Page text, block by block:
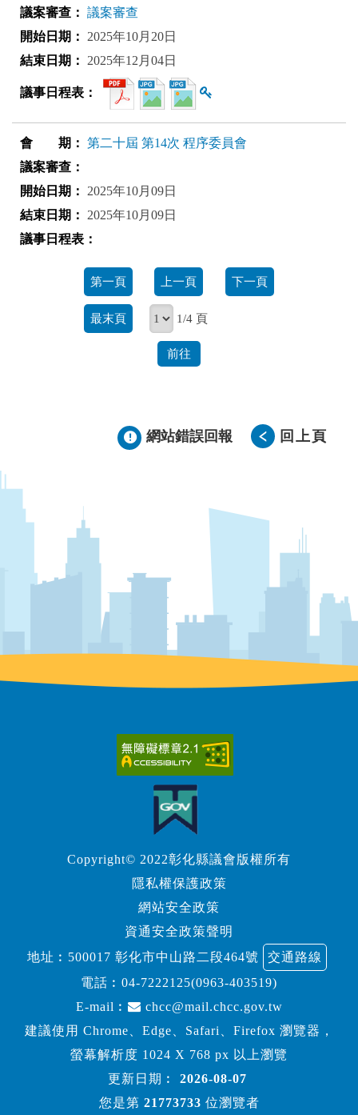
議案審查
2025年10月20日
2025年12月04日
第二十屆 第14次 程序委員會
2025年10月09日
2025年10月09日
第一頁 上一頁 下一頁
最末頁 1/4 頁
前往
網站錯誤回報 回上頁
Copyright© 2022彰化縣議會版權所有
隱私權保護政策
網站安全政策
資通安全政策聲明
地址︰500017 彰化市中山路二段464號
交通路線
電話︰ 04-7222125(0963-403519)
E-mail︰
chcc@mail.chcc.gov.tw
建議使用 Chrome、Edge、Safari、Firefox 瀏覽器，
螢幕解析度 1024 X 768 px 以上瀏覽
更新日期︰
2026-08-07
您是第 21773733 位瀏覽者